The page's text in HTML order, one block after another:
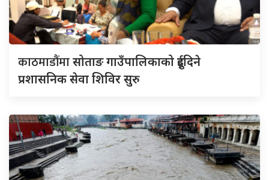
काठमाडौंमासोताङ गाउँपालिकाको दुईदिने
प्रशासनिक सेवा शिविर सुरु